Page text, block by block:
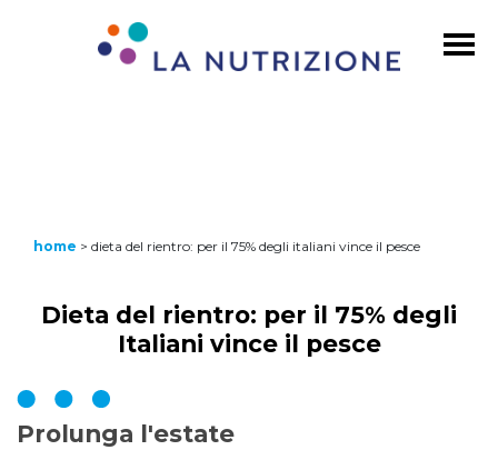
home > dieta del rientro: per il 75% degli italiani vince il pesce
Dieta del rientro: per il 75% degli
Italiani vince il pesce
Prolunga l'estate